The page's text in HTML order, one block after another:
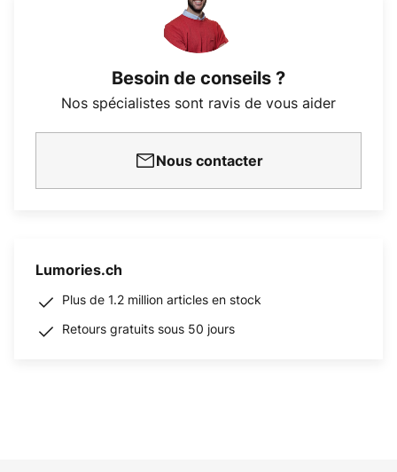
Besoin de conseils ?
Nos spécialistes sont ravis de vous aider
Nous contacter
Lumories.ch
Plus de 1.2 million articles en stock
Retours gratuits sous 50 jours